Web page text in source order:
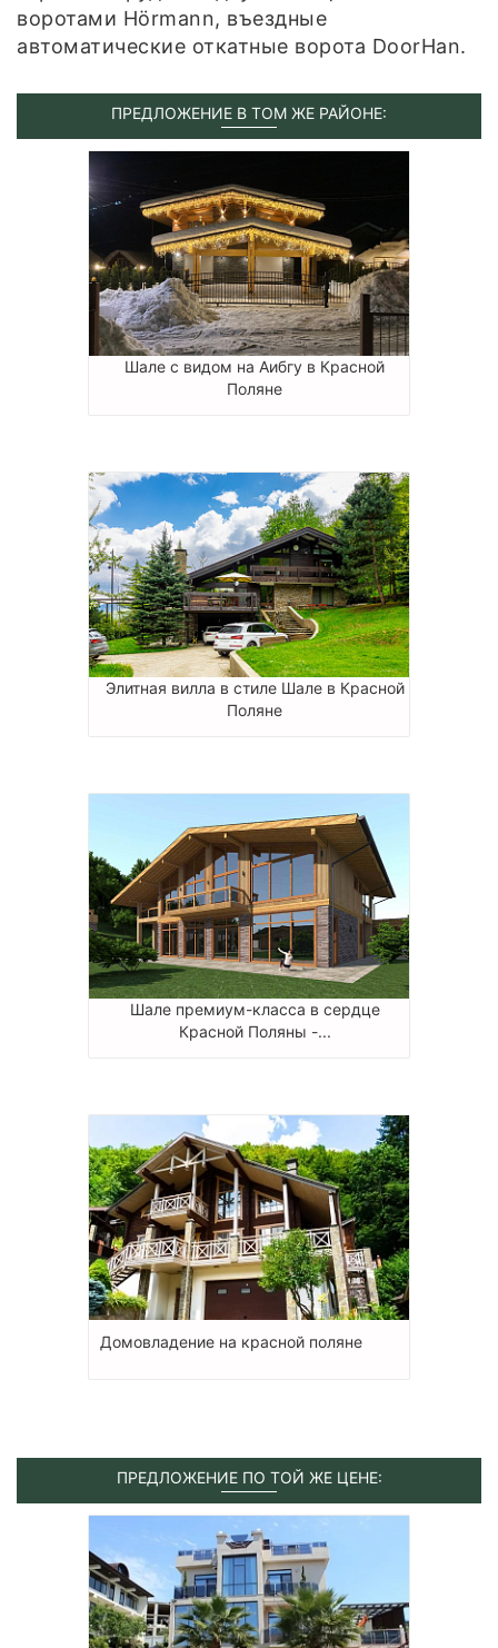
воротами Hörmann, въездные
автоматические откатные ворота DoorHan.
ПРЕДЛОЖЕНИЕ В ТОМ ЖЕ РАЙОНЕ:
Шале с видом на Аибгу в Красной
Поляне
Элитная вилла в стиле Шале в Красной
Поляне
Шале премиум-класса в сердце
Красной Поляны -...
Домовладение на красной поляне
ПРЕДЛОЖЕНИЕ ПО ТОЙ ЖЕ ЦЕНЕ: